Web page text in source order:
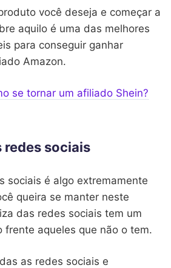
você deseja e começar a
aquilo é uma das melhores
para conseguir ganhar
Amazon.
se tornar um afiliado Shein?
redes sociais
sociais é algo extremamente
queira se manter neste
das redes sociais tem um
frente aqueles que não o tem.
as redes sociais e